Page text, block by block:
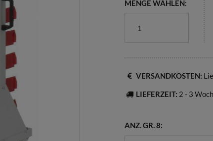
MENGE WÄHLEN:
VERSANDKOSTEN:
LIEFERZEIT: 2 - 3
ANZ. GR. 8: